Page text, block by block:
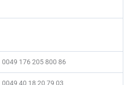
0049 176 205 800 86
0049 40 18 20 79 03